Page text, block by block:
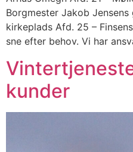
Borgmester Jakob
kirkeplads Afd. 25 –
sne efter behov. Vi har
kunder